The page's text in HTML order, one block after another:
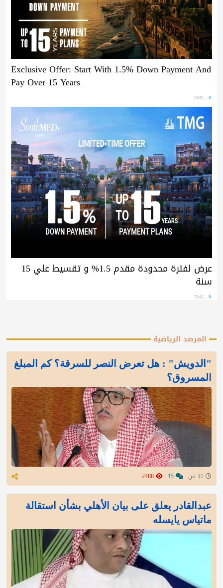
Exclusive Offer: Start With 1.5% Down Payment And
Pay Over 15 Years
TMG
عرض لفترة محدودة مقدم 1.5% و تقسيط علي 15
سنة
TMG
المرصد الرياضية
"الدويش" : هل تعرض النصر للسرقة؟ كم المبلغ
المسروق؟
عبدالقادر يعلق على بيان الأهلي بشأن استقالة
ماتياس يايسله